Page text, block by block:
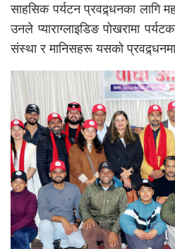
साहसिक पर्यटन प्रवद्र्धनका लागि
उनले प्याराग्लाइडिङ पोखरामा
संस्था र मानिसहरू यसको प्रवद्र्धनमा